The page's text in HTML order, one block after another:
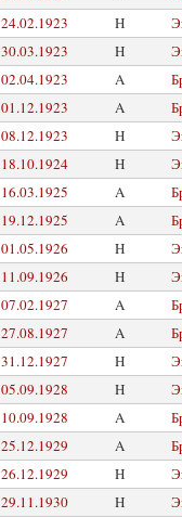
24.02.1923 H
30.03.1923 H
02.04.1923 A
01.12.1923 A
08.12.1923 H
18.10.1924 H
16.03.1925 A
19.12.1925 A
01.05.1926 H
11.09.1926 H
07.02.1927 A
27.08.1927 A
31.12.1927 H
05.09.1928 H
10.09.1928 A
25.12.1929 A
26.12.1929 H
29.11.1930 H